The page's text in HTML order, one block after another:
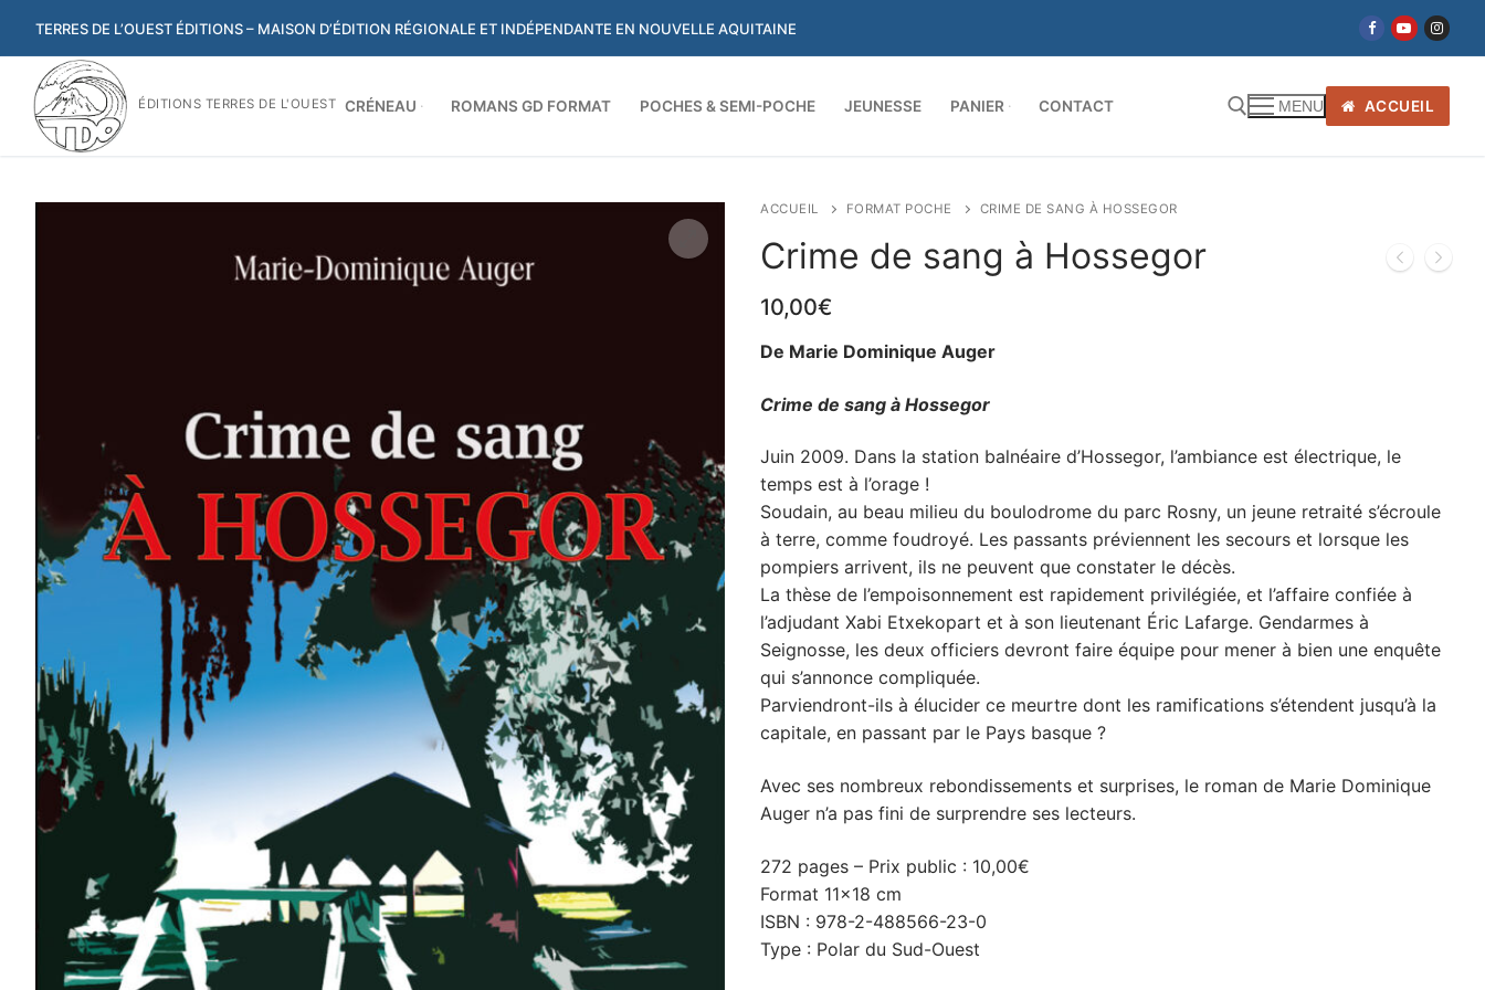
contenu
TERRES DE L’OUEST ÉDITIONS – MAISON D’ÉDITION RÉGIONALE ET INDÉPENDANTE EN NOUVELLE AQUITAINE
ÉDITIONS TERRES DE L'OUEST CRÉNEAU ROMANS GD FORMAT POCHES & SEMI-POCHE JEUNESSE PANIER CONTACT MENU ACCUEIL
ACCUEIL FORMAT POCHE CRIME DE SANG À HOSSEGOR
Crime de sang à Hossegor
10,00€
De Marie Dominique Auger
Crime de sang à Hossegor
Juin 2009. Dans la station balnéaire d’Hossegor, l’ambiance est électrique, le
temps est à l’orage !
Soudain, au beau milieu du boulodrome du parc Rosny, un jeune retraité s’écroule
à terre, comme foudroyé. Les passants préviennent les secours et lorsque les
pompiers arrivent, ils ne peuvent que constater le décès.
La thèse de l’empoisonnement est rapidement privilégiée, et l’affaire confiée à
l’adjudant Xabi Etxekopart et à son lieutenant Éric Lafarge. Gendarmes à
Seignosse, les deux officiers devront faire équipe pour mener à bien une enquête
qui s’annonce compliquée.
Parviendront-ils à élucider ce meurtre dont les ramifications s’étendent jusqu’à la
capitale, en passant par le Pays basque ?
Avec ses nombreux rebondissements et surprises, le roman de Marie Dominique
Auger n’a pas fini de surprendre ses lecteurs.
272 pages – Prix public : 10,00€
Format 11×18 cm
ISBN : 978-2-488566-23-0
Type : Polar du Sud-Ouest